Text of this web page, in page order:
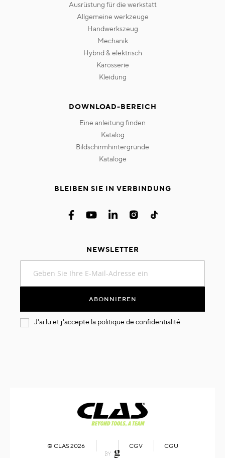
ausrüstung für die werkstatt
allgemeine werkzeuge
handwerkszeug
mechanik
hybrid & elektrisch
karosserie
kleidung
DOWNLOAD-BEREICH
eine anleitung finden
katalog
bildschirmhintergründe
kataloge
BLEIBEN SIE IN VERBINDUNG
NEWSLETTER
sich
an:
ABONNIEREN
J'ai lu et j'accepte la politique de confidentialité
© CLAS 2026 CGV CGU